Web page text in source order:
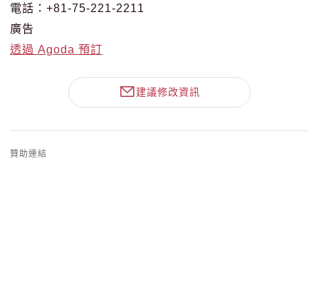
電話：+81-75-221-2211
廣告
透過 Agoda 預訂
建議修改資訊
贊助連結